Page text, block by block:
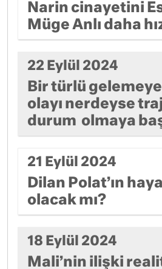
Narin cinayetini
Müge Anlı daha
22 Eylül 2024
Bir türlü
olayı nerdeyse
durum olmaya
21 Eylül 2024
Dilan Polat’ın
olacak mı?
18 Eylül 2024
Mali’nin ilişki